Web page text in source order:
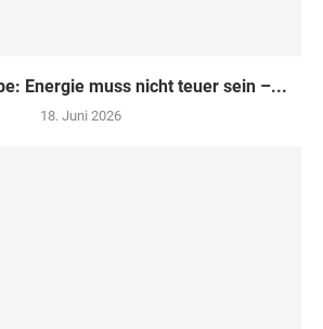
Energie muss nicht teuer sein –...
18. Juni 2026